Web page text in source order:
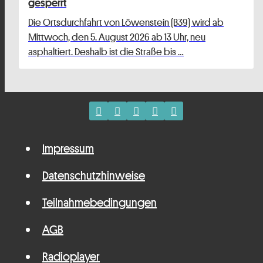
gesperrt
Die Ortsdurchfahrt von Löwenstein (B39) wird ab
Mittwoch, den 5. August 2026 ab 13 Uhr, neu
asphaltiert. Deshalb ist die Straße bis …
Impressum
Datenschutzhinweise
Teilnahmebedingungen
AGB
Radioplayer